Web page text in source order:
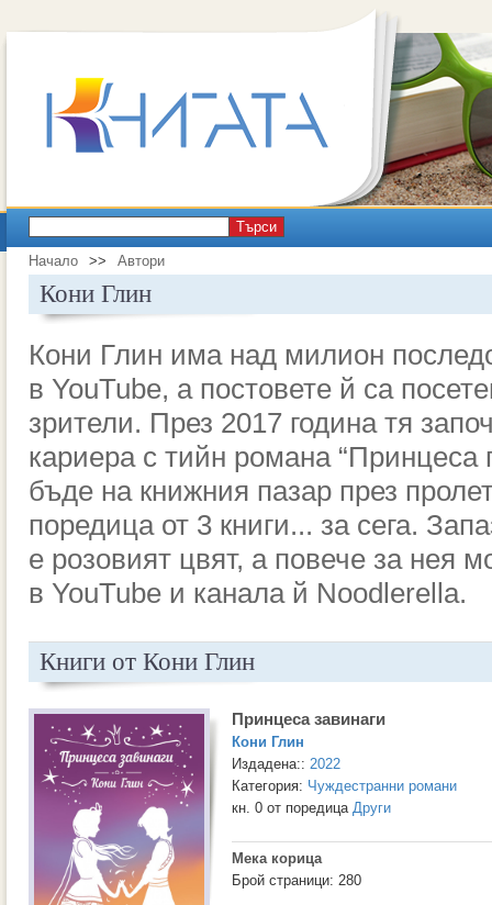
Търси
Начало >> Автори
Кони Глин
Кони Глин има над милион
в YouTube, а постовете й са
зрители. През 2017 година тя
кариера с тийн романа “Принцеса
бъде на книжния пазар през
поредица от 3 книги... за сега.
е розовият цвят, а повече за нея
в YouTube и канала й Noodlerella.
Книги от Кони Глин
Принцеса завинаги
Кони Глин
Издадена:: 2022
Категория: Чуждестранни романи
кн. 0 от поредица Други
Мека корица
Брой страници: 280